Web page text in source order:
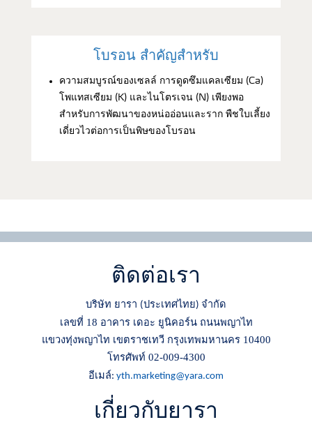
โบรอน สำคัญสำหรับ
ความสมบูรณ์ของเซลล์ การดูดซึมแคลเซียม (Ca)
โพแทสเซียม (K) และไนโตรเจน (N) เพียงพอ
สำหรับการพัฒนาของหน่ออ่อนและราก พืชใบเลี้ยง
เดี่ยวไวต่อการเป็นพิษของโบรอน
ติดต่อเรา
บริษัท ยารา (ประเทศไทย) จำกัด
เลขที่ 18 อาคาร เดอะ ยูนิคอร์น ถนนพญาไท
แขวงทุ่งพญาไท เขตราชเทวี กรุงเทพมหานคร 10400
โทรศัพท์ 02-009-4300
อีเมล์: yth.marketing@yara.com
เกี่ยวกับยารา